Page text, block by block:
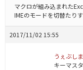
マクロが組み込まれた
IMEのモードを切替たり
2017/11/02 15:55
うぇぶしま
キーマス